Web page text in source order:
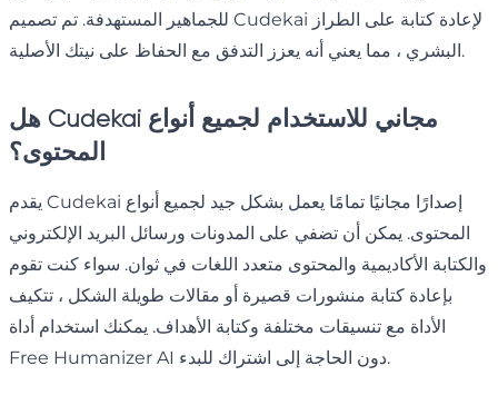
للجماهير المستهدفة. تم تصميم Cudekai لإعادة كتابة على الطراز
البشري ، مما يعني أنه يعزز التدفق مع الحفاظ على نيتك الأصلية.
هل Cudekai مجاني للاستخدام لجميع أنواع
المحتوى؟
يقدم Cudekai إصدارًا مجانيًا تمامًا يعمل بشكل جيد لجميع أنواع
المحتوى. يمكن أن تضفي على المدونات ورسائل البريد الإلكتروني
والكتابة الأكاديمية والمحتوى متعدد اللغات في ثوان. سواء كنت تقوم
بإعادة كتابة منشورات قصيرة أو مقالات طويلة الشكل ، تتكيف
الأداة مع تنسيقات مختلفة وكتابة الأهداف. يمكنك استخدام أداة
Free Humanizer AI دون الحاجة إلى اشتراك للبدء.